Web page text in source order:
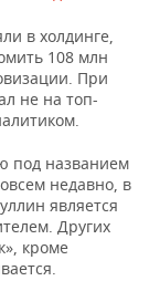
в холдинге,
108 млн
При
не на топ-
под названием
недавно, в
является
Других
кроме